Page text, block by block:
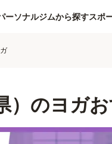
ーソナルジムから探すスポ
）のヨガ